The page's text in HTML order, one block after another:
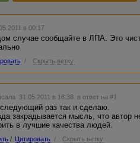
в 00:17
случае сообщайте в ЛПА. Это
/ Скрыть ветку
31.05.2011 в 18:38 в ответ на #1
раз так и сделаю.
закрадывается мысль, что автор
в лучшие качества людей.
/ Цитировать / Скрыть ветку